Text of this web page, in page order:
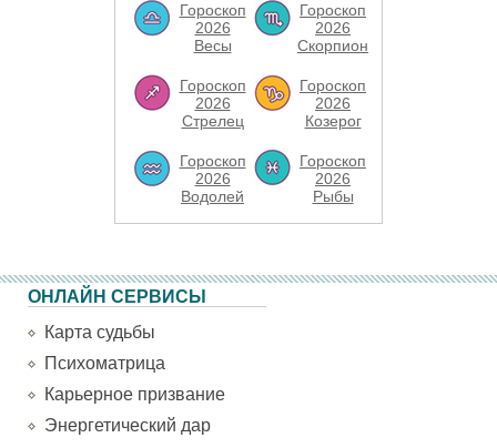
Гороскоп
2026
Весы
Гороскоп
2026
Скорпион
Гороскоп
2026
Стрелец
Гороскоп
2026
Козерог
Гороскоп
2026
Водолей
Гороскоп
2026
Рыбы
ОНЛАЙН СЕРВИСЫ
Карта судьбы
Психоматрица
Карьерное призвание
Энергетический дар